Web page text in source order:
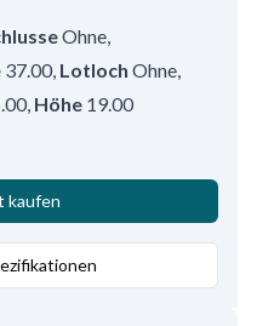
Ohne
37.00, Lotloch Ohne
, Höhe 19.00
kaufen